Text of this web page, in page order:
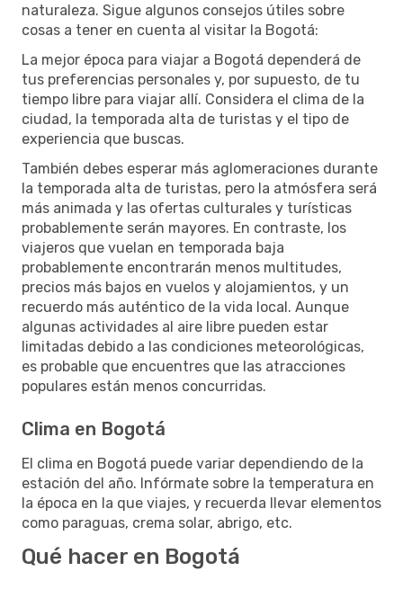
naturaleza. Sigue algunos consejos útiles sobre
cosas a tener en cuenta al visitar la Bogotá:
La mejor época para viajar a Bogotá dependerá de
tus preferencias personales y, por supuesto, de tu
tiempo libre para viajar allí. Considera el clima de la
ciudad, la temporada alta de turistas y el tipo de
experiencia que buscas.
También debes esperar más aglomeraciones durante
la temporada alta de turistas, pero la atmósfera será
más animada y las ofertas culturales y turísticas
probablemente serán mayores. En contraste, los
viajeros que vuelan en temporada baja
probablemente encontrarán menos multitudes,
precios más bajos en vuelos y alojamientos, y un
recuerdo más auténtico de la vida local. Aunque
algunas actividades al aire libre pueden estar
limitadas debido a las condiciones meteorológicas,
es probable que encuentres que las atracciones
populares están menos concurridas.
Clima en Bogotá
El clima en Bogotá puede variar dependiendo de la
estación del año. Infórmate sobre la temperatura en
la época en la que viajes, y recuerda llevar elementos
como paraguas, crema solar, abrigo, etc.
Qué hacer en Bogotá